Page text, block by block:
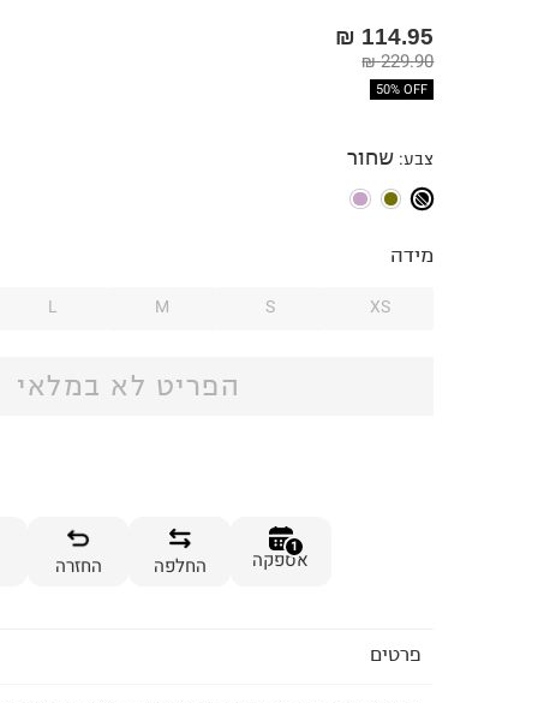
114.95 ₪
229.90 ₪
50% OFF
צבע: שחור
מידה
XS
S
M
L
הפריט לא במלאי
1
אספקה החלפה החזרה
פרטים